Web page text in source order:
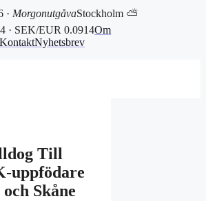
· MorgonutgåvaStockholm ⛅
· SEK/EUR 0.0914Om
KontaktNyhetsbrev
Till
uppfödare
Skåne